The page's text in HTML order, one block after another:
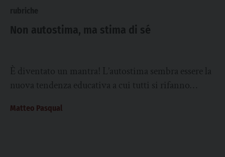
Non autostima, ma stima di sé
È diventato un mantra! L’autostima sembra essere la
nuova tendenza educativa a cui tutti si rifanno
Matteo Pasqual